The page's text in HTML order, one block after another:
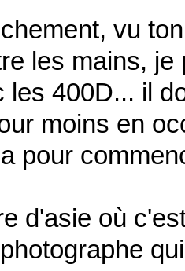
vu
les mains,
les 400D... il
moins en
pour
d'asie où